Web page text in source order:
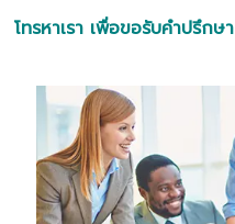
โทรหาเรา เพื่อขอรับคำปรึกษา